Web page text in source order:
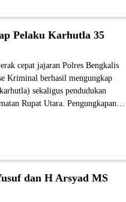
Pelaku Karhutla 35
cepat jajaran Polres Bengkalis
Kriminal berhasil mengungkap
sekaligus pendudukan
Rupat Utara. Pengungkapan…
dan H Arsyad MS